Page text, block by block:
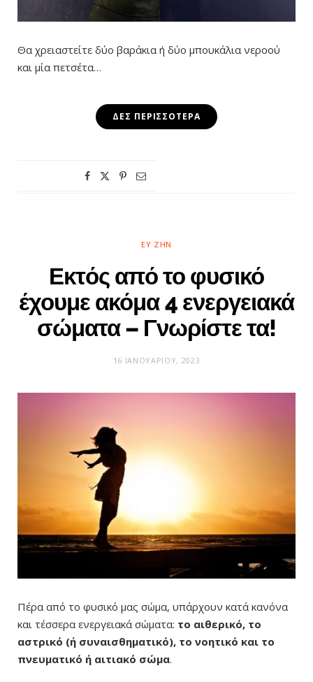
Θα χρειαστείτε δύο βαράκια ή δύο μπουκάλια νεροού
και μία πετσέτα…
ΔΕΣ ΠΕΡΙΣΣΌΤΕΡΑ
ΕΥ ΖΗΝ
Εκτός από το φυσικό
έχουμε ακόμα 4 ενεργειακά
σώματα – Γνωρίστε τα!
16 ΙΑΝΟΥΑΡΊΟΥ, 2023
Πέρα από το φυσικό μας σώμα, υπάρχουν κατά κανόνα
και τέσσερα ενεργειακά σώματα: το αιθερικό, το
αστρικό (ή συναισθηματικό), το νοητικό και το
πνευματικό ή αιτιακό σώμα.